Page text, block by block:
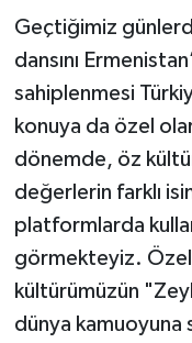
Geçtiğimiz
dansını
sahiplenmesi
konuya da özel
dönemde, öz
değerlerin farklı
platformlarda
görmekteyiz.
kültürümüzün
dünya kamuoyuna